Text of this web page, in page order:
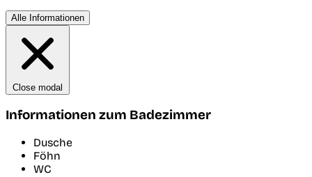
Alle Informationen
Close modal
Informationen zum Badezimmer
Dusche
Föhn
WC